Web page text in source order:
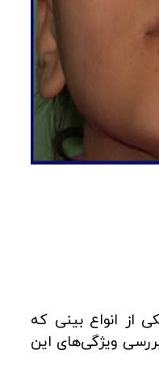
از انواع بینی که
ویژگی‌های این